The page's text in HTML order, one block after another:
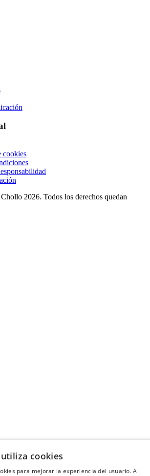
cookies
Chollo 2026. Todos los derechos quedan
cookies
para mejorar la experiencia del usuario. Al